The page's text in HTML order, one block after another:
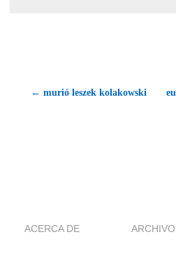
← murió leszek kolakowski
ACERCA DE